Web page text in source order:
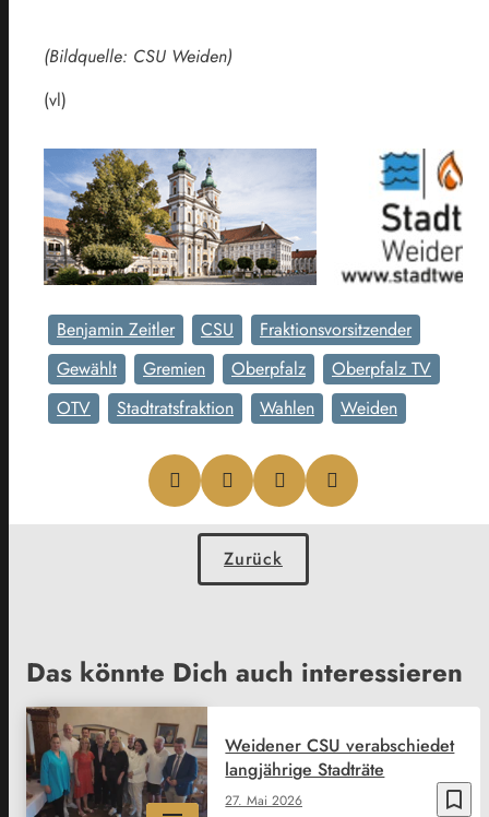
(Bildquelle: CSU Weiden)
(vl)
Benjamin Zeitler CSU
Fraktionsvorsitzender
Gewählt
Gremien Oberpfalz
Oberpfalz TV
OTV
Stadtratsfraktion Wahlen Weiden
Zurück
Das könnte Dich auch interessieren
bookmark_border
27. Mai 2026
Weidener CSU verabschiedet
langjährige Stadträte